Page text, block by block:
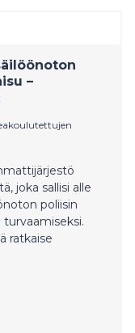
sen
ja
Trumpin
kirjeessä joukko
laittoman
–
joka sallisi alle
poliisin
ratkaise